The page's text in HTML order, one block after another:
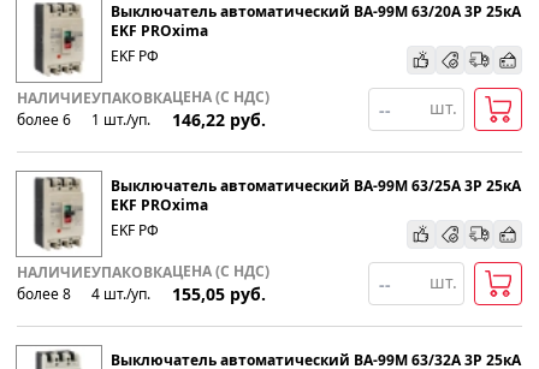
Возрастанию цены
Убыванию цены
Выключатель автоматический ВА-99М 63/20А 3P 25кА
EKF PROxima
EKF РФ
НАЛИЧИЕ
более 6
УПАКОВКА
1 шт./уп.
ЦЕНА (С НДС)
146,22 руб.
шт.
Выключатель автоматический ВА-99М 63/25А 3P 25кА
EKF PROxima
EKF РФ
НАЛИЧИЕ
более 8
УПАКОВКА
4 шт./уп.
ЦЕНА (С НДС)
155,05 руб.
шт.
Выключатель автоматический ВА-99М 63/32А 3P 25кА